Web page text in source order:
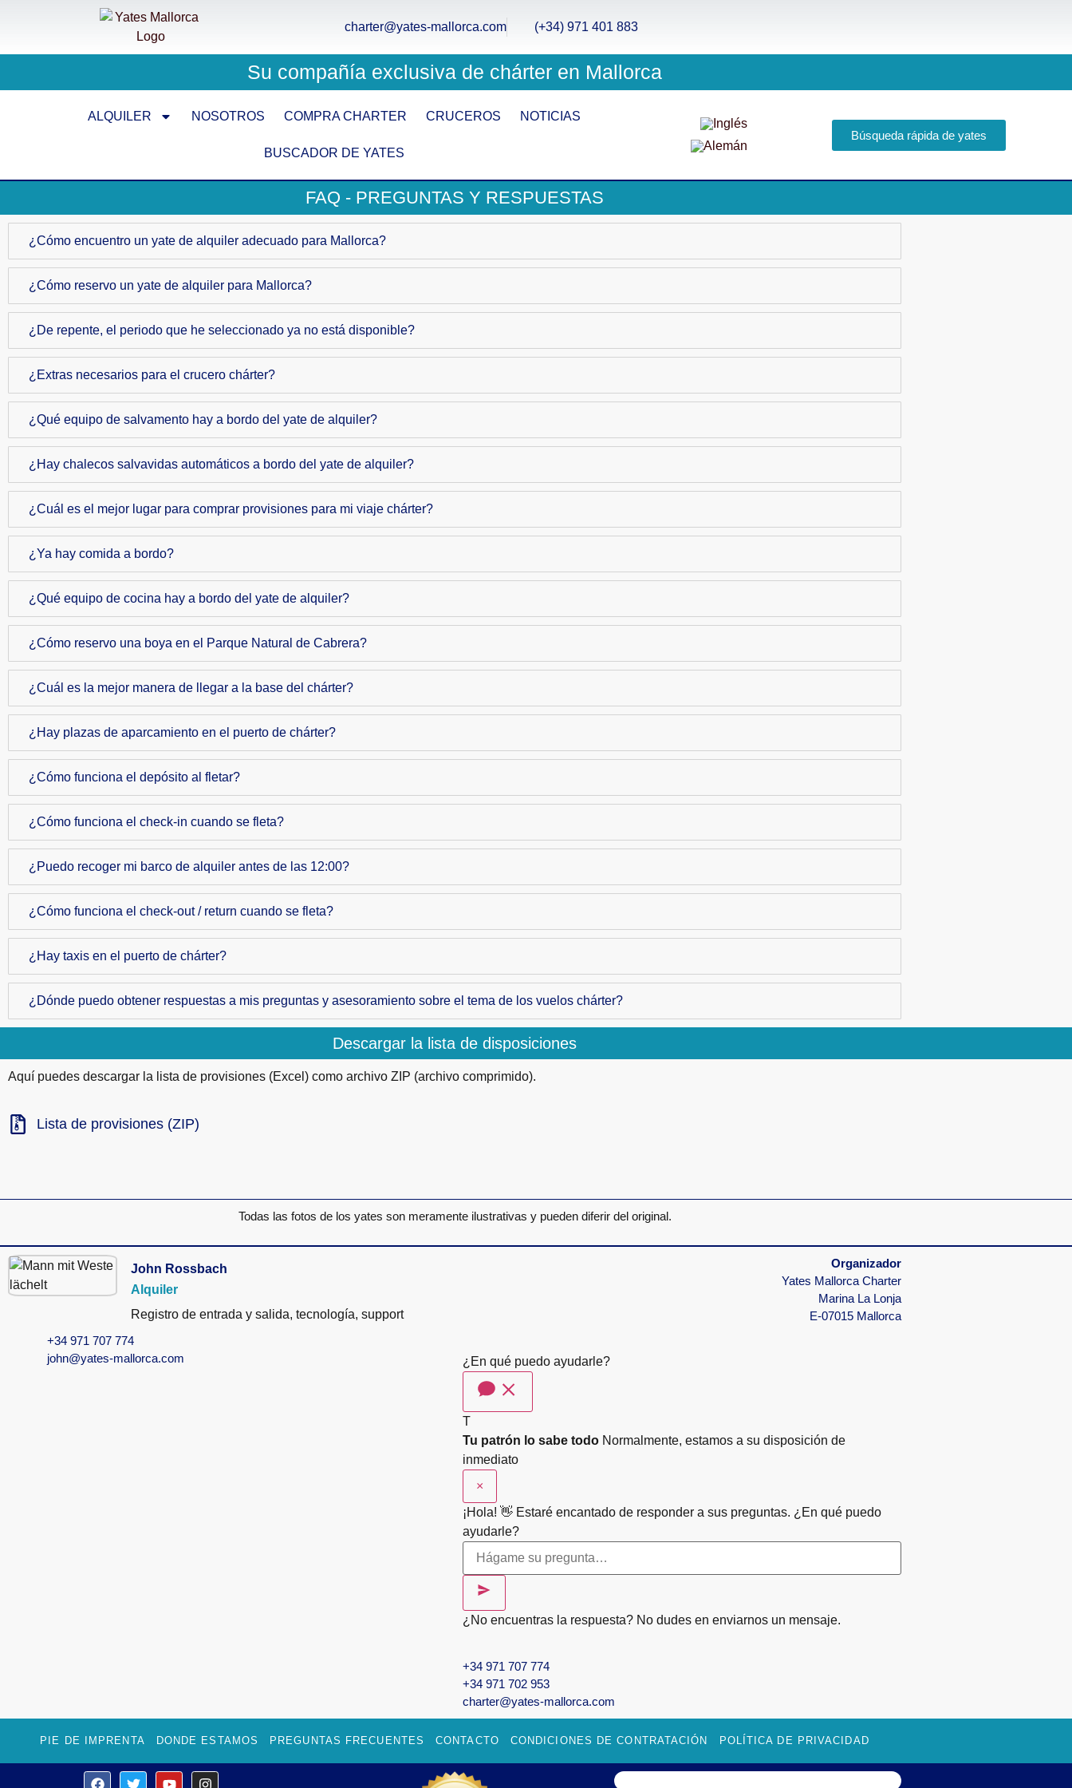
charter@yates-mallorca.com (+34) 971 401 883
Su compañía exclusiva de chárter en Mallorca
ALQUILER NOSOTROS COMPRA CHARTER CRUCEROS NOTICIAS
BUSCADOR DE YATES
Búsqueda rápida de yates
FAQ - PREGUNTAS Y RESPUESTAS
¿Cómo encuentro un yate de alquiler adecuado para Mallorca?
¿Cómo reservo un yate de alquiler para Mallorca?
¿De repente, el periodo que he seleccionado ya no está disponible?
¿Extras necesarios para el crucero chárter?
¿Qué equipo de salvamento hay a bordo del yate de alquiler?
¿Hay chalecos salvavidas automáticos a bordo del yate de alquiler?
¿Cuál es el mejor lugar para comprar provisiones para mi viaje chárter?
¿Ya hay comida a bordo?
¿Qué equipo de cocina hay a bordo del yate de alquiler?
¿Cómo reservo una boya en el Parque Natural de Cabrera?
¿Cuál es la mejor manera de llegar a la base del chárter?
¿Hay plazas de aparcamiento en el puerto de chárter?
¿Cómo funciona el depósito al fletar?
¿Cómo funciona el check-in cuando se fleta?
¿Puedo recoger mi barco de alquiler antes de las 12:00?
¿Cómo funciona el check-out / return cuando se fleta?
¿Hay taxis en el puerto de chárter?
¿Dónde puedo obtener respuestas a mis preguntas y asesoramiento sobre el tema de los vuelos chárter?
Descargar la lista de disposiciones
Aquí puedes descargar la lista de provisiones (Excel) como archivo ZIP (archivo comprimido).
Lista de provisiones (ZIP)
Todas las fotos de los yates son meramente ilustrativas y pueden diferir del original.
John Rossbach
Alquiler
Registro de entrada y salida, tecnología, support
+34 971 707 774
john@yates-mallorca.com
Organizador
Yates Mallorca Charter
Marina La Lonja
E-07015 Mallorca
¿En qué puedo ayudarle?
T
Tu patrón lo sabe todo Normalmente, estamos a su disposición de
inmediato
×
¡Hola! 👋 Estaré encantado de responder a sus preguntas. ¿En qué puedo
ayudarle?
¿No encuentras la respuesta? No dudes en enviarnos un mensaje.
+34 971 707 774
+34 971 702 953
charter@yates-mallorca.com
PIE DE IMPRENTA DONDE ESTAMOS PREGUNTAS FRECUENTES CONTACTO CONDICIONES DE CONTRATACIÓN POLÍTICA DE PRIVACIDAD